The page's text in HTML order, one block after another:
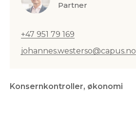
Partner
+47 951 79 169
johannes.westerso@capus.no
Konsernkontroller, økonomi